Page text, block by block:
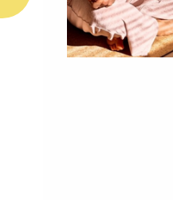
de